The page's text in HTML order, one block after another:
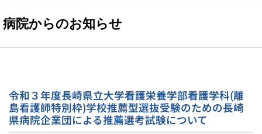
ッ
病院からのお知らせ
令和３年度長崎県立大学看護栄養学部看護学科(離
島看護師特別枠)学校推薦型選抜受験のための長崎
県病院企業団による推薦選考試験について